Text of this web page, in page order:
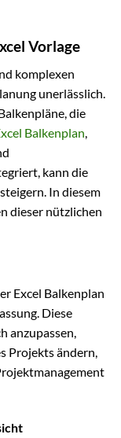
Vorlage
komplexen
unerlässlich.
die
Balkenplan,
kann die
In diesem
dieser nützlichen
Excel Balkenplan
Diese
anzupassen,
Projekts ändern,